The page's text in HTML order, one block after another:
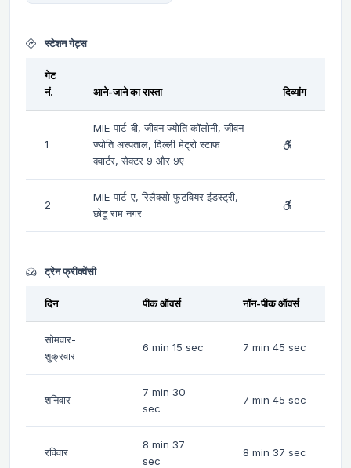
स्टेशन गेट्स
गेट
नं.
आने-जाने का रास्ता दिव्यांग
1
MIE पार्ट-बी, जीवन ज्योति कॉलोनी, जीवन
ज्योति अस्पताल, दिल्ली मेट्रो स्टाफ
क्वार्टर, सेक्टर 9 और 9ए
2
MIE पार्ट-ए, रिलैक्सो फुटवियर इंडस्ट्री,
छोटू राम नगर
ट्रेन फ्रीक्वेंसी
दिन पीक ऑवर्स नॉन-पीक ऑवर्स
सोमवार-
शुक्रवार
6 min 15 sec 7 min 45 sec
शनिवार
7 min 30
sec
7 min 45 sec
रविवार
8 min 37
sec
8 min 37 sec